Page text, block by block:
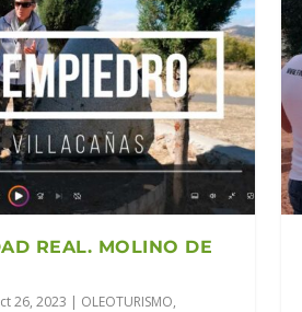
REAL. MOLINO DE
26, 2023 | OLEOTURISMO,